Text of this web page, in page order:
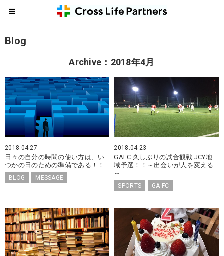
Blog
Archive：2018年4月
2018.04.27
日々の自分の時間の使い方は、い
つかの日のための準備である！！
BLOG MESSAGE
2018.04.23
GAFC 久しぶりの試合観戦 JCY地
域予選！！～出会いが人を変える
～
SPORTS GA FC